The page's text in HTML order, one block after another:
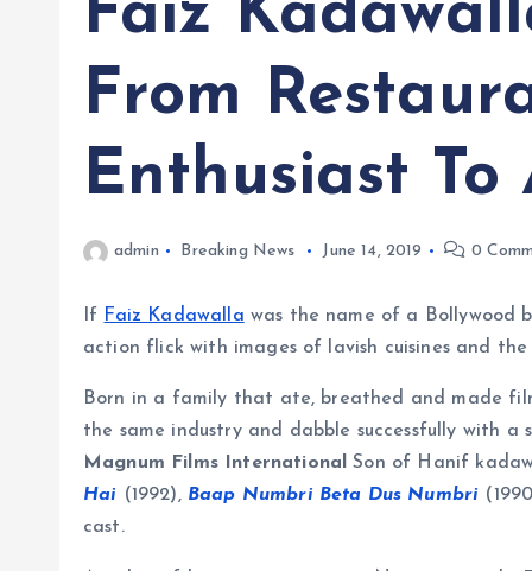
Faiz
From
Enthusiast
admin Breaking News June 14, 2019 0
If Faiz Kadawalla was the name of a Bollywood
action flick with images of lavish cuisines and the
Born in a family that ate, breathed and made
the same industry and dabble successfully with a
Magnum Films International
Son of Hanif
Hai (1992), Baap Numbri Beta Dus Numbri
cast.